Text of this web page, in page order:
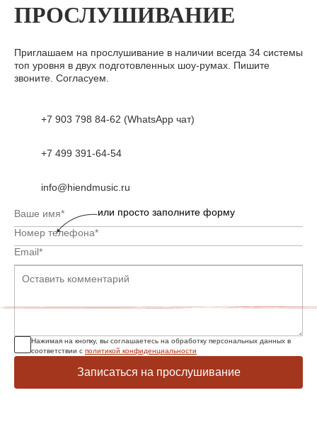
ПРОСЛУШИВАНИЕ
Приглашаем на прослушивание в наличии всегда 34 системы
топ уровня в двух подготовленных шоу-румах. Пишите
звоните. Согласуем.
+7 903 798 84-62 (WhatsApp чат)
+7 499 391-64-54
info@hiendmusic.ru
Нажимая на кнопку, вы соглашаетесь на обработку персональных данных в
соответствии с политикой конфиденциальности
Записаться на прослушивание
или просто заполните форму